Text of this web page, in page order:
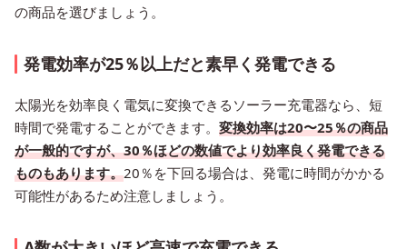
の商品を選びましょう。
発電効率が25％以上だと素早く発電できる
太陽光を効率良く電気に変換できるソーラー充電器なら、短
時間で発電することができます。 変換効率は20〜25％の商品
が一般的ですが、30％ほどの数値でより効率良く発電できる
ものもあります。20％を下回る場合は、発電に時間がかかる
可能性があるため注意しましょう。